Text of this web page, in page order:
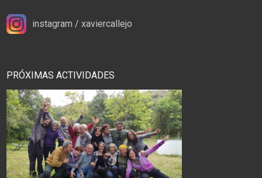
instagram / xaviercallejo
PRÓXIMAS ACTIVIDADES